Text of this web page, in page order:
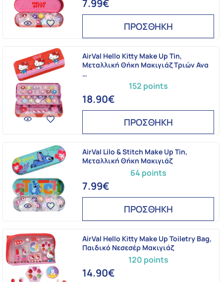
7.99€
ΠΡΟΣΘΗΚΗ
152 points
AirVal Hello Kitty Make Up Tin,
Μεταλλική Θήκη Μακιγιάζ Τριών Ανα
…
18.90€
ΠΡΟΣΘΗΚΗ
64 points
AirVal Lilo & Stitch Make Up Tin,
Μεταλλική Θήκη Μακιγιάζ
7.99€
ΠΡΟΣΘΗΚΗ
120 points
AirVal Hello Kitty Make Up Toiletry Bag,
Παιδικό Νεσεσέρ Μακιγιάζ
14.90€